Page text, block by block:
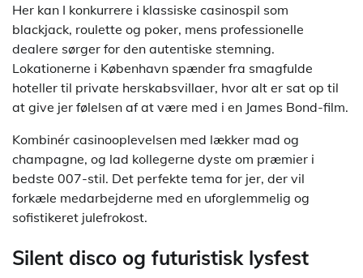
Her kan I konkurrere i klassiske casinospil som
blackjack, roulette og poker, mens professionelle
dealere sørger for den autentiske stemning.
Lokationerne i København spænder fra smagfulde
hoteller til private herskabsvillaer, hvor alt er sat op til
at give jer følelsen af at være med i en James Bond-film.
Kombinér casinooplevelsen med lækker mad og
champagne, og lad kollegerne dyste om præmier i
bedste 007-stil. Det perfekte tema for jer, der vil
forkæle medarbejderne med en uforglemmelig og
sofistikeret julefrokost.
Silent disco og futuristisk lysfest